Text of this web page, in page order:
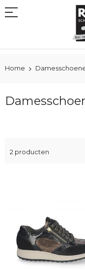
naar
Home
2 producten